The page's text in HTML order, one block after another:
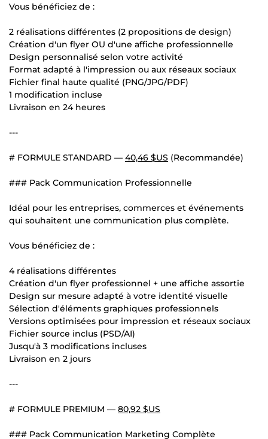
Vous bénéficiez de :
2 réalisations différentes (2 propositions de design)
Création d'un flyer OU d'une affiche professionnelle
Design personnalisé selon votre activité
Format adapté à l'impression ou aux réseaux sociaux
Fichier final haute qualité (PNG/JPG/PDF)
1 modification incluse
Livraison en 24 heures
---
# FORMULE STANDARD — 40,46 $US (Recommandée)
### Pack Communication Professionnelle
Idéal pour les entreprises, commerces et événements
qui souhaitent une communication plus complète.
Vous bénéficiez de :
4 réalisations différentes
Création d'un flyer professionnel + une affiche assortie
Design sur mesure adapté à votre identité visuelle
Sélection d'éléments graphiques professionnels
Versions optimisées pour impression et réseaux sociaux
Fichier source inclus (PSD/AI)
Jusqu'à 3 modifications incluses
Livraison en 2 jours
---
# FORMULE PREMIUM — 80,92 $US
### Pack Communication Marketing Complète